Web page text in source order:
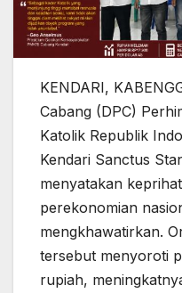
KENDARI,
Cabang (DPC)
Katolik Republik
Kendari Sanctus
menyatakan
perekonomian
mengkhawatirkan.
tersebut menyoroti
rupiah,